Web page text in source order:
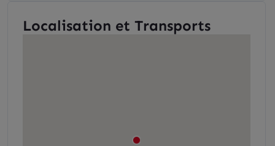
Localisation et Transports